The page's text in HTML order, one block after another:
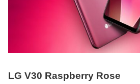
LG V30 Raspberry Rose